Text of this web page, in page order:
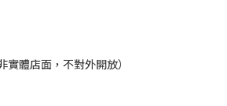
體店面，不對外開放）